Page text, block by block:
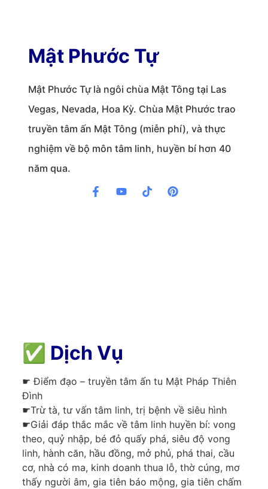
Mật Phước Tự
Mật Phước Tự là ngôi chùa Mật Tông tại Las
Vegas, Nevada, Hoa Kỳ. Chùa Mật Phước trao
truyền tâm ấn Mật Tông (miễn phí), và thực
nghiệm về bộ môn tâm linh, huyền bí hơn 40
năm qua.
✅ Dịch Vụ
☛ Điểm đạo – truyền tâm ấn tu Mật Pháp Thiên
Đình
☛Trừ tà, tư vấn tâm linh, trị bệnh về siêu hình
☛Giải đáp thắc mắc về tâm linh huyền bí: vong
theo, quỷ nhập, bé đỏ quấy phá, siêu độ vong
linh, hành căn, hầu đồng, mở phủ, phá thai, cầu
cơ, nhà có ma, kinh doanh thua lỗ, thờ cúng, mơ
thấy người âm, gia tiên báo mộng, gia tiên chấm